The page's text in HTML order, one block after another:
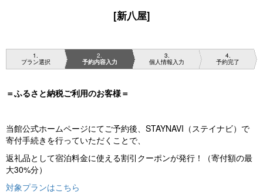
[新八屋]
1
プラン選択
2
予約内容入力
3
個人情報入力
4
予約完了
＝ふるさと納税ご利用のお客様＝
当館公式ホームページにてご予約後、STAYNAVI（ステイナビ）で
寄付手続きを行っていただくことで、
返礼品として宿泊料金に使える割引クーポンが発行！（寄付額の最
大30%分）
対象プランはこちら